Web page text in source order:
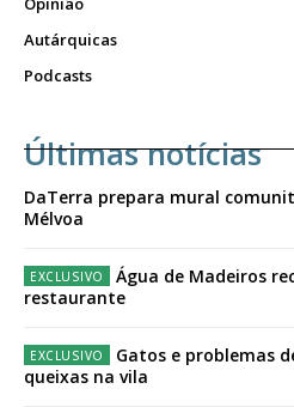
Autárquicas
Podcasts
Últimas notícias
DaTerra prepara mural
Mélvoa
Água de Madeiros
restaurante
Gatos e problemas
queixas na vila